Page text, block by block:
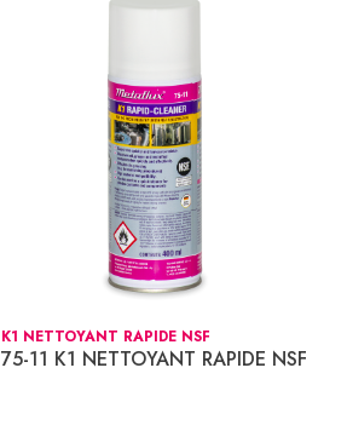
K1 NETTOYANT RAPIDE NSF
75-11 K1 NETTOYANT RAPIDE NSF